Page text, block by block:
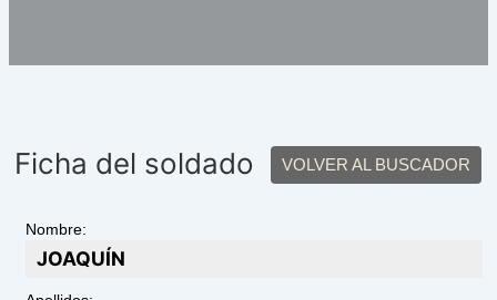
Ficha del soldado VOLVER AL BUSCADOR
Nombre:
JOAQUÍN